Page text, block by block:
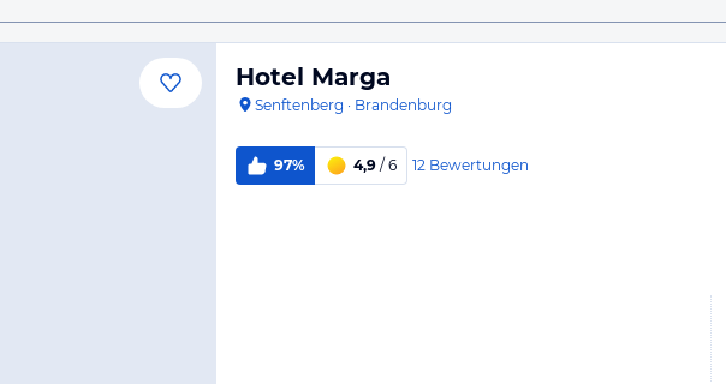
Hotel Marga
Senftenberg · Brandenburg
97% 4,9 / 6 12 Bewertungen